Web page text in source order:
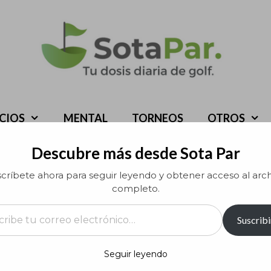
MENTAL TORNEOS OTROS
Descubre más desde Sota Par
ahora para seguir leyendo y obtener acceso al
completo.
electrónico…
Seguir leyendo